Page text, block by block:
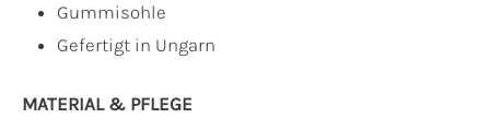
Gummisohle
Gefertigt in Ungarn
MATERIAL & PFLEGE